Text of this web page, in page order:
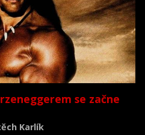
se začne
Karlík